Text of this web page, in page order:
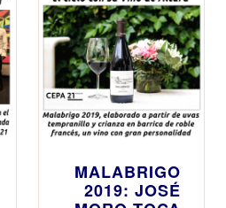
MALABRIGO
2019: JOSÉ